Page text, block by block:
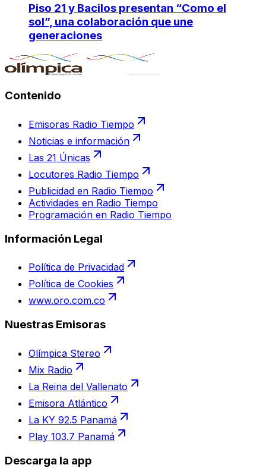
Piso 21 y Bacilos presentan “Como el
sol”, una colaboración que une
generaciones
Contenido
Emisoras Radio Tiempo
Noticias e información
Las 21 Únicas
Locutores Radio Tiempo
Publicidad en Radio Tiempo
Actividades en Radio Tiempo
Programación en Radio Tiempo
Información Legal
Política de Privacidad
Política de Cookies
www.oro.com.co
Nuestras Emisoras
Olímpica Stereo
Mix Radio
La Reina del Vallenato
Emisora Atlántico
La KY 92.5 Panamá
Play 103.7 Panamá
Descarga la app